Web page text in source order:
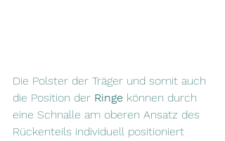
Die Polster der Träger und somit auch
die Position der Ringe können durch
eine Schnalle am oberen Ansatz des
Rückenteils individuell positioniert